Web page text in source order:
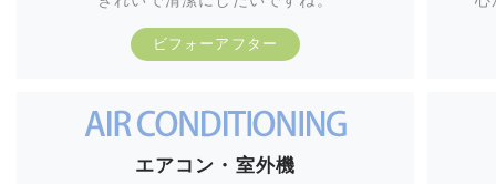
ビフォーアフター
エアコン・室外機